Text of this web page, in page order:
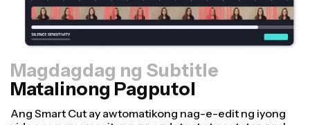
Magdagdag ng Subtitle
Matalinong Pagputol
Resizer